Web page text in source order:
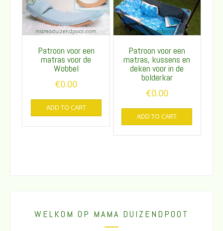
Patroon voor een
matras voor de
Wobbel
€0.00
ADD TO CART
Patroon voor een
matras, kussens en
deken voor in de
bolderkar
€0.00
ADD TO CART
WELKOM OP MAMA DUIZENDPOOT